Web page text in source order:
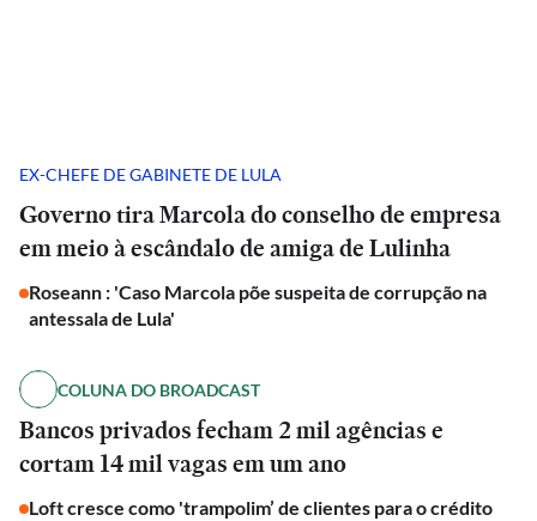
EX-CHEFE DE GABINETE DE LULA
Governo tira Marcola do conselho de empresa
em meio à escândalo de amiga de Lulinha
Roseann : 'Caso Marcola põe suspeita de corrupção na
antessala de Lula'
COLUNA DO BROADCAST
Bancos privados fecham 2 mil agências e
cortam 14 mil vagas em um ano
Loft cresce como 'trampolim’ de clientes para o crédito